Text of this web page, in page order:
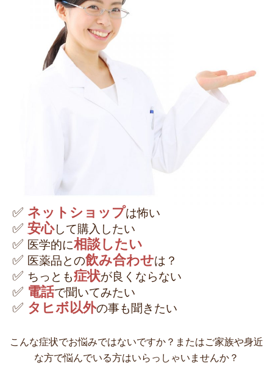
✅ ネットショップは怖い
✅ 安心して購入したい
✅ 医学的に相談したい
✅ 医薬品との飲み合わせは？
✅ ちっとも症状が良くならない
✅ 電話で聞いてみたい
✅ タヒボ以外の事も聞きたい
こんな症状でお悩みではないですか？またはご家族や身近
な方で悩んでいる方はいらっしゃいませんか？